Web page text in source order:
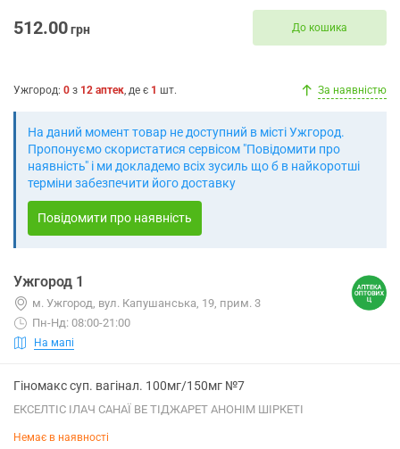
512.00грн До кошика
Ужгород: 0 з 12 аптек, де є 1 шт. За наявністю
На даний момент товар не доступний в місті Ужгород.
Пропонуємо скористатися сервісом "Повідомити про
наявність" і ми докладемо всіх зусиль що б в найкоротші
терміни забезпечити його доставку
Повідомити про наявність
Ужгород 1
м. Ужгород, вул. Капушанська, 19, прим. 3
Пн-Нд: 08:00-21:00
На мапі
Гіномакс суп. вагінал. 100мг/150мг №7
ЕКСЕЛТІС ІЛАЧ САНАЇ ВЕ ТІДЖАРЕТ АНОНІМ ШІРКЕТІ
Немає в наявності